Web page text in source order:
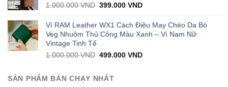
1.000.000VND Original
was:
1.000.000 VND.
399.000VNDCurrent
is:
399.000 VND.
Ví RAM Leather WX1 Cách Điệu May Chéo Da Bò
Veg Nhuộm Thủ Công Màu Xanh – Ví Nam Nữ
Vintage Tinh Tế
1.000.000VND Original
was:
1.000.000 VND.
499.000VNDCurrent
SẢN PHẨM BÁN CHẠY NHẤT